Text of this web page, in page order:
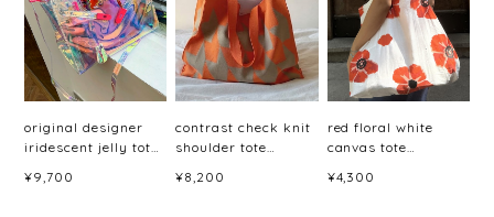
original designer
iridescent jelly tote
¥9,700
contrast check knit
shoulder tote
¥8,200
red floral white
canvas tote
¥4,300